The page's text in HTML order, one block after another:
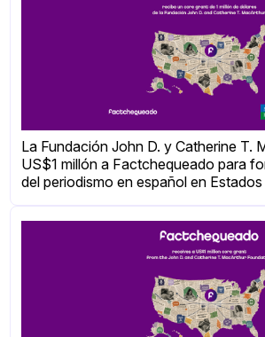
La Fundación John D. y Catherine T.
US$1 millón a Factchequeado para
del periodismo en español en